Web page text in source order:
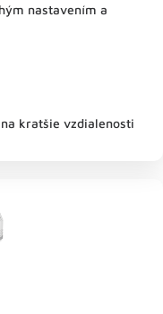
nastavením a
kratšie vzdialenosti